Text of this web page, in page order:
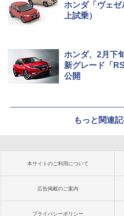
ホンダ「ヴェゼ
上試乗）
ホンダ、2月下
新グレード「
公開
もっと関連
本サイトのご利用について
広告掲載のご案内
プライバシーポリシー